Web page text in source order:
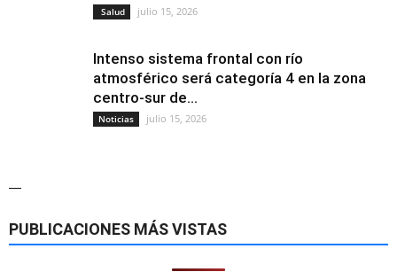
Salud julio 15, 2026
Intenso sistema frontal con río
atmosférico será categoría 4 en la zona
centro-sur de...
Noticias julio 15, 2026
—
PUBLICACIONES MÁS VISTAS